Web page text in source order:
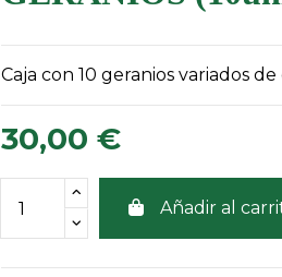
Caja con 10 geranios variados
30,00 €
Añadir al